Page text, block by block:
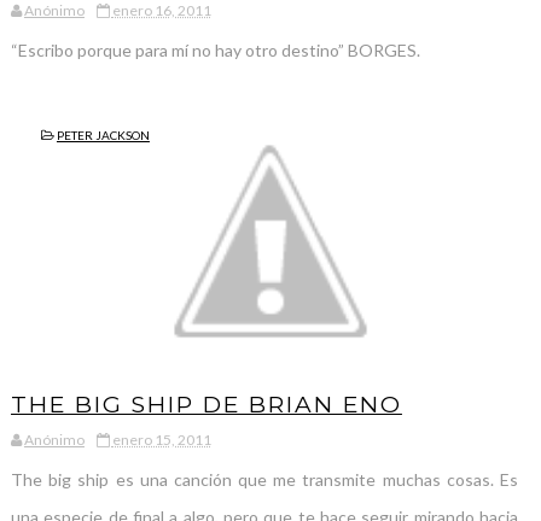
Anónimo enero 16, 2011
“Escribo porque para mí no hay otro destino” BORGES.
PETER JACKSON
THE BIG SHIP DE BRIAN ENO
Anónimo enero 15, 2011
The big ship es una canción que me transmite muchas cosas. Es
una especie de final a algo, pero que te hace seguir mirando hacia